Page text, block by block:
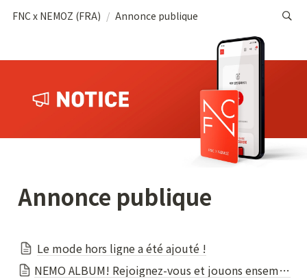
FNC x NEMOZ (FRA) / Annonce publique
Annonce publique
Le mode hors ligne a été ajouté !
NEMO ALBUM! Rejoignez-vous et jouons ensemble avec FNC X NEMOZ!